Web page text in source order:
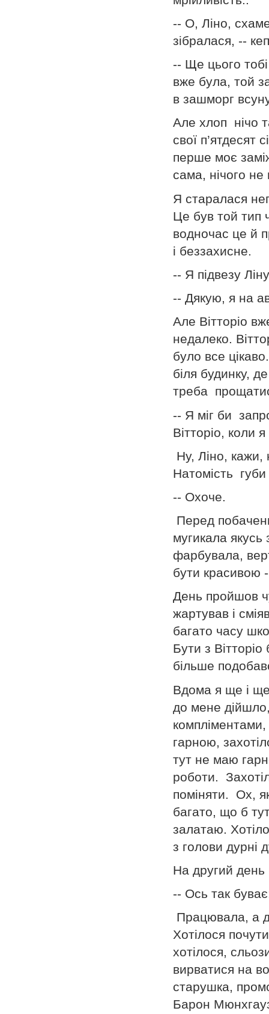
-- О, Ліно,
зібралася, --
-- Ще цього
вже була, той
в зашморг
Але хлоп нічо
свої п’ятдесят
перше моє
сама, нічого
Я старалася
Це був той тип
водночас це й
і беззахисне.
-- Я підвезу
-- Дякую, я на
Але Вітторіо
недалеко.
було все
біля будинку,
треба
-- Я міг би
Вітторіо, коли
Ну, Ліно,
Натомість
-- Охоче.
Перед
мугикала якусь
фарбувала,
бути красивою
День пройшов
жартував і
багато часу
Бути з
більше
Вдома я ще і
до мене
гарною,
тут не маю
роботи.
поміняти. Ох,
багато, що б
залатаю.
з голови дурні
На другий день
-- Ось так
Працювала, а
Хотілося
хотілося,
вирватися на
старушка,
Барон